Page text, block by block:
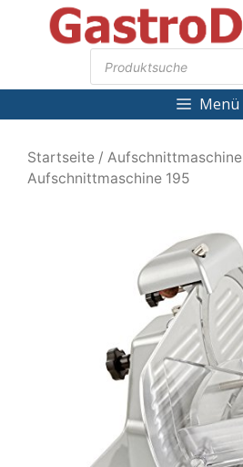
Products
search
Menü
Startseite / Aufschnittmaschine
Aufschnittmaschine 195